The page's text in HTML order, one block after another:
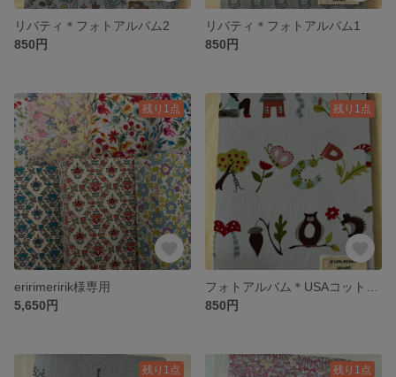
リバティ＊フォトアルバム2
850円
リバティ＊フォトアルバム1
850円
残り1点
eririmeririk様専用
5,650円
残り1点
850円
残り1点 残り1点